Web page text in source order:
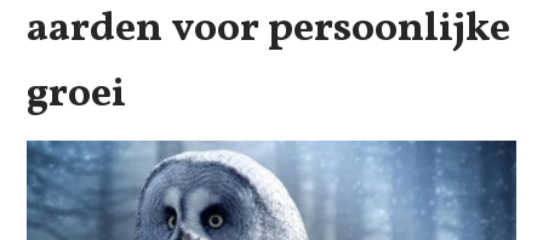
aarden voor persoonlijke
groei